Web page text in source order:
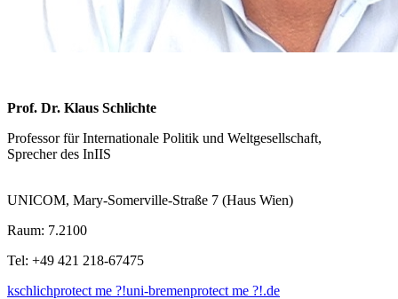
Prof. Dr. Klaus Schlichte
Professor für Internationale Politik und Weltgesellschaft,
Sprecher des InIIS
UNICOM, Mary-Somerville-Straße 7 (Haus Wien)
Raum: 7.2100
Tel: +49 421 218-67475
kschlichprotect me ?!uni-bremenprotect me ?!.de